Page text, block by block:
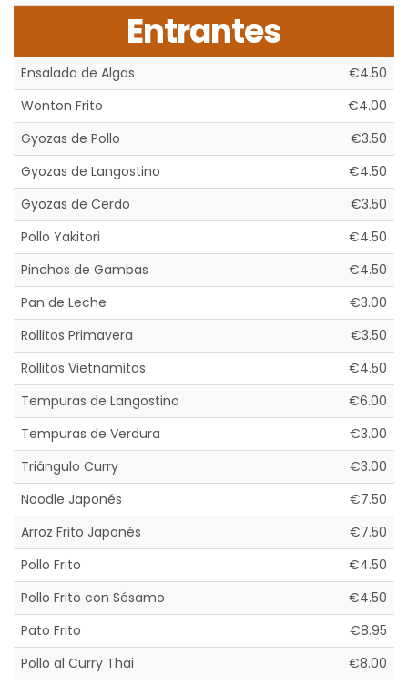
Entrantes
Ensalada de Algas
€4.50
Wonton Frito
€4.00
Gyozas de Pollo
€3.50
Gyozas de Langostino
€4.50
Gyozas de Cerdo
€3.50
Pollo Yakitori
€4.50
Pinchos de Gambas
€4.50
Pan de Leche
€3.00
Rollitos Primavera
€3.50
Rollitos Vietnamitas
€4.50
Tempuras de Langostino
€6.00
Tempuras de Verdura
€3.00
Triángulo Curry
€3.00
Noodle Japonés
€7.50
Arroz Frito Japonés
€7.50
Pollo Frito
€4.50
Pollo Frito con Sésamo
€4.50
Pato Frito
€8.95
Pollo al Curry Thai
€8.00